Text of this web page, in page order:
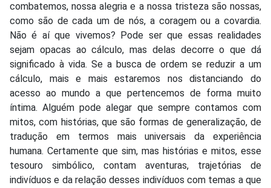
combatemos, nossa alegria e a nossa tristeza são nossas,
como são de cada um de nós, a coragem ou a covardia.
Não é aí que vivemos? Pode ser que essas realidades
sejam opacas ao cálculo, mas delas decorre o que dá
significado à vida. Se a busca de ordem se reduzir a um
cálculo, mais e mais estaremos nos distanciando do
acesso ao mundo a que pertencemos de forma muito
íntima. Alguém pode alegar que sempre contamos com
mitos, com histórias, que são formas de generalização, de
tradução em termos mais universais da experiência
humana. Certamente que sim, mas histórias e mitos, esse
tesouro simbólico, contam aventuras, trajetórias de
indivíduos e da relação desses indivíduos com temas a que